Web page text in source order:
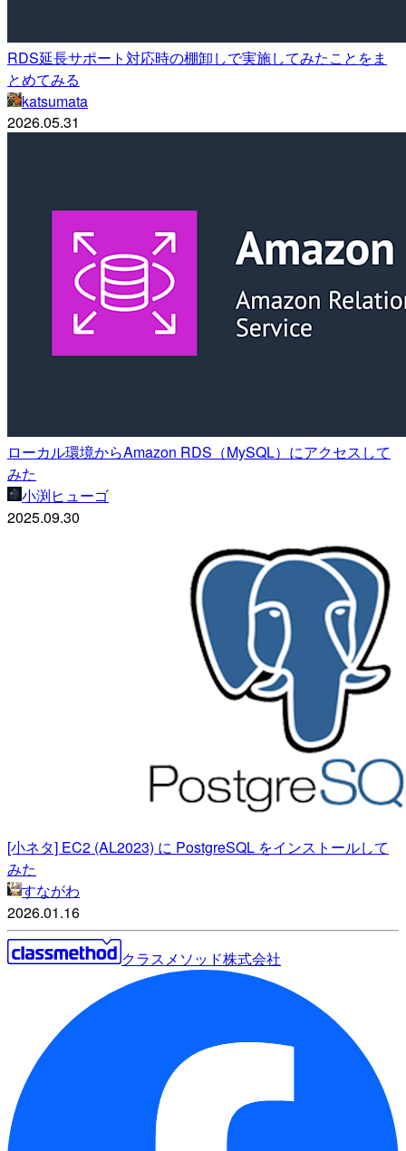
RDS延長サポート対応時の棚卸しで実施してみたことをま
とめてみる
katsumata
2026.05.31
ローカル環境からAmazon RDS（MySQL）にアクセスして
みた
小渕ヒューゴ
2025.09.30
[小ネタ] EC2 (AL2023) に PostgreSQL をインストールして
みた
すながわ
2026.01.16
クラスメソッド株式会社